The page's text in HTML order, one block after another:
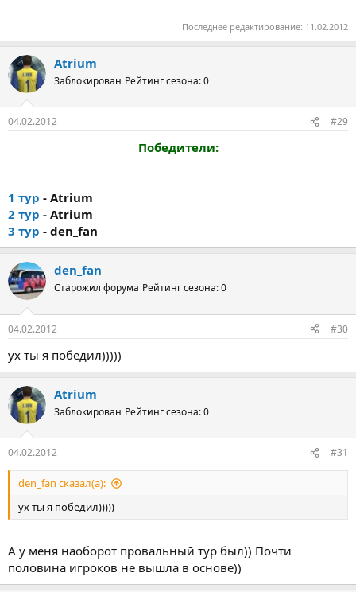
Последнее редактирование: 11.02.2012
Atrium
Заблокирован Рейтинг сезона: 0
04.02.2012 #29
Победители:
1 тур - Atrium
2 тур - Atrium
3 тур - den_fan
den_fan
Старожил форума Рейтинг сезона: 0
04.02.2012 #30
ух ты я победил)))))
Atrium
Заблокирован Рейтинг сезона: 0
04.02.2012 #31
den_fan сказал(а):
ух ты я победил)))))
А у меня наоборот провальный тур был)) Почти
половина игроков не вышла в основе))